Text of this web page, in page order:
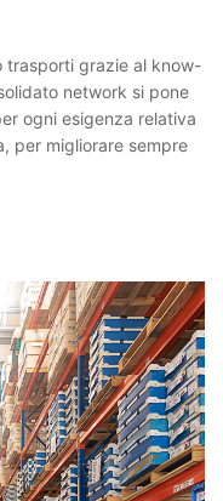
trasporti grazie al know-
network si pone
ogni esigenza relativa
per migliorare sempre